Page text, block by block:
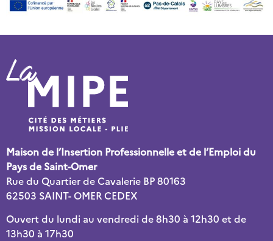
Maison de l’Insertion Professionnelle et de l’Emploi du
Pays de Saint-Omer
Rue du Quartier de Cavalerie BP 80163
62503 SAINT- OMER CEDEX
Ouvert du lundi au vendredi de 8h30 à 12h30 et de
13h30 à 17h30